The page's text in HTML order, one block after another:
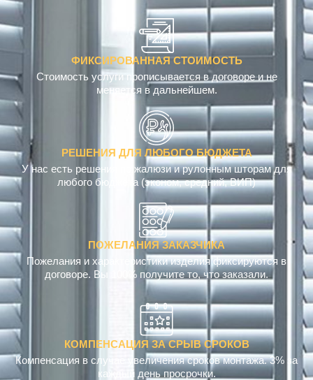
ФИКСИРОВАННАЯ СТОИМОСТЬ
Стоимость услуги прописывается в договоре и не
меняется в дальнейшем.
РЕШЕНИЯ ДЛЯ ЛЮБОГО БЮДЖЕТА
У нас есть решения по жалюзи и рулонным шторам для
любого бюджета (эконом, средний, ВИП)
ПОЖЕЛАНИЯ ЗАКАЗЧИКА
Пожелания и характеристики изделия фиксируются в
договоре. Вы 100% получите то, что заказали.
КОМПЕНСАЦИЯ ЗА СРЫВ СРОКОВ
Компенсация в случае увеличения сроков монтажа. 3% за
каждый день просрочки.